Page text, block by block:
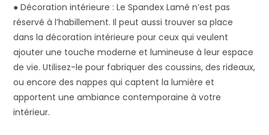
● Décoration intérieure : Le Spandex Lamé n’est pas
réservé à l’habillement. Il peut aussi trouver sa place
dans la décoration intérieure pour ceux qui veulent
ajouter une touche moderne et lumineuse à leur espace
de vie. Utilisez-le pour fabriquer des coussins, des rideaux,
ou encore des nappes qui captent la lumière et
apportent une ambiance contemporaine à votre
intérieur.